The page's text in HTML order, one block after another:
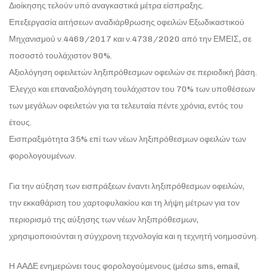
Διοίκησης τελούν υπό αναγκαστικά μέτρα είσπραξης.
Επεξεργασία αιτήσεων αναδιάρθρωσης οφειλών Εξωδικαστικού
Μηχανισμού ν.4469/2017 και ν.4738/2020 από την ΕΜΕΙΣ, σε
ποσοστό τουλάχιστον 90%.
Αξιολόγηση οφειλετών ληξιπρόθεσμων οφειλών σε περιοδική βάση.
Έλεγχο και επαναξιολόγηση τουλάχιστον του 70% των υποθέσεων
των μεγάλων οφειλετών για τα τελευταία πέντε χρόνια, εντός του
έτους.
Εισπραξιμότητα 35% επί των νέων ληξιπρόθεσμων οφειλών των
φορολογουμένων.
Για την αύξηση των εισπράξεων έναντι ληξιπρόθεσμων οφειλών,
την εκκαθάριση του χαρτοφυλακίου και τη λήψη μέτρων για τον
περιορισμό της αύξησης των νέων ληξιπρόθεσμων,
χρησιμοποιούνται η σύγχρονη τεχνολογία και η τεχνητή νοημοσύνη.
Η ΑΑΔΕ ενημερώνει τους φορολογούμενους (μέσω sms, email,